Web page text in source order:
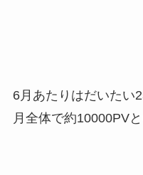
6月あたりはだいたい
月全体で約10000PV